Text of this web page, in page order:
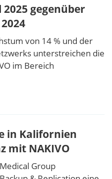
gegenüber
von 14 % und der
unterstreichen die
im Bereich
in Kalifornien
mit NAKIVO
Group